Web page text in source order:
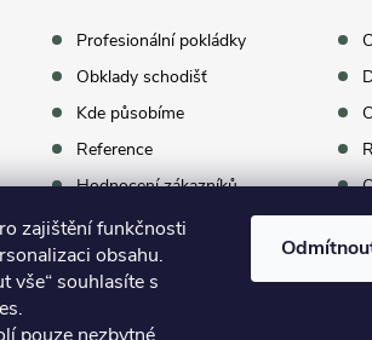
zajištění funkčnosti
obsahu.
vše“ souhlasíte s
Profesionální pokládky
Obklady schodišť
Kde působíme
Reference
Hodnocení zákazníků
Proč vybrat BUKOMU